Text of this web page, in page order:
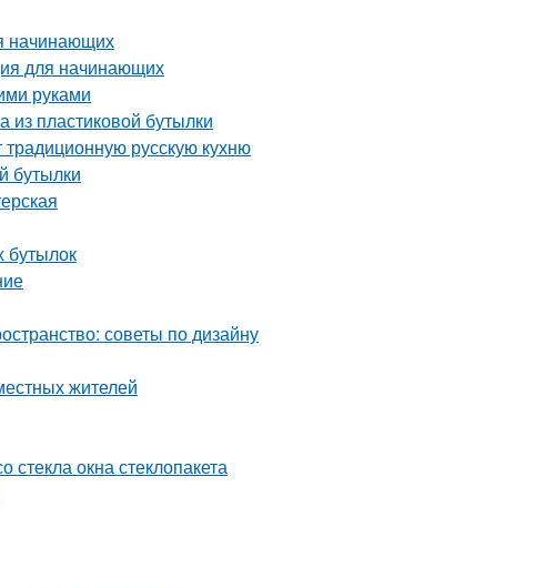
начинающих
для начинающих
руками
из пластиковой бутылки
русскую кухню
бутылки
бутылок
советы по дизайну
жителей
стекла окна стеклопакета